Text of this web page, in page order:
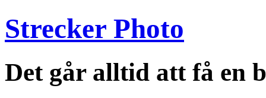
Strecker Photo
Det går alltid att få en